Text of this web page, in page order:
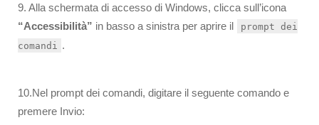
9. Alla schermata di accesso di Windows, clicca sull’icona
“Accessibilità” in basso a sinistra per aprire il
prompt dei
comandi
.
10.Nel prompt dei comandi, digitare il seguente comando e
premere Invio: